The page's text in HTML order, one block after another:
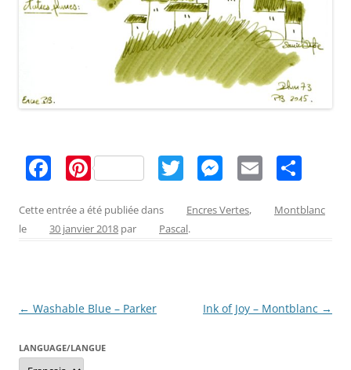
c
e
o
k
Pi
er
e
T
itt
er
M
ss
er
E
ai ta
Cette entrée a été publiée dans Encres Vertes,
Montblanc
le
30 janvier 2018 par Pascal.
Navigation
articles
← Washable Blue – Parker Ink of Joy – Montblanc →
LANGUAGE/LANGUE
Language/langue